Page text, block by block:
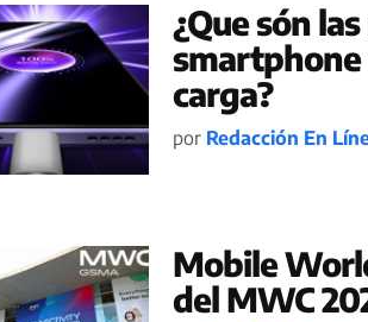
¿Que són
smartphone
carga?
por Redacción En
Mobile
del MWC